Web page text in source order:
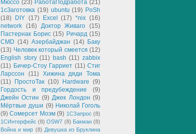
Мюссо (23) РаботаПодработа (21)
1сЗаготовка (19) ubuntu (19) PoSh
(18)
DIY (17) Excel (17) *nix (16)
network (16) Доктор Живаго (15)
Пастернак Борис (15) Ричард (15)
CMD (14) Азербайджан (14) Баку
(13) Человек который смеется (12)
English story (11) bash (11) zabbix
(11) Бичер-Стоу Гарриет (11) Стиг
Ларссон
(11) Хижина дяди Тома
(11)
ПростоТак (10) Hardware (9)
Гордость и предубеждение
(9)
Джейн Остин (9) Джек Лондон (9)
Мёртвые души (9) Николай Гоголь
(9) Сомерсет Моэм (9) 1СЗапрос (8)
1СИнтерфейс (8) OSW7 (8) Бакман (8)
Война и мир (8) Девушка из Бруклина